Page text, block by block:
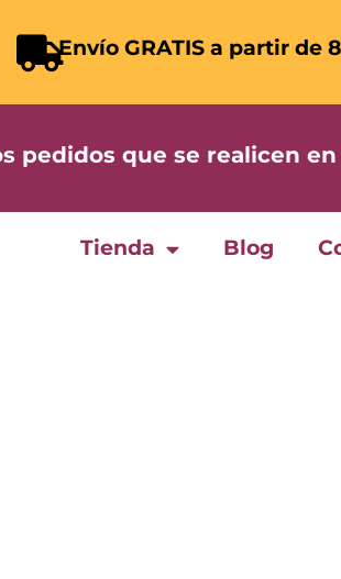
Envío GRATIS a partir de
pedidos que se realicen
Tienda Blog